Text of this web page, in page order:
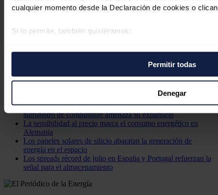
cualquier momento desde la Declaración de cookies o
Si lo permite, también quisiéramos:
Identificar su dispositivo analizándolo activamente
específicas (huellas digitales)
Obtenga más información sobre cómo se procesan sus
preferencias en lasección de datos. Puede cambiar o
momento en la Declaración de cookies.
Las cookies de este sitio web se usan para personalizar el
funciones de redes sociales y analizar el tráfico. Además,
uso que haga del sitio web con nuestros partners de redes
recopilado a partir del uso que haya hecho de sus servicios.
Permitir todas
Denegar
La energía nuclear acelera impulsada por la IA, pero el
suministro de combustible amenaza su expansión
La sensibilidad al precio marca el consumo energético en
Alemania
Los paneles solares de silicio abaratan la generación de
energía en el espacio
Los spreads récord de julio en España y Portugal refuerzan la
señal para el almacenamiento